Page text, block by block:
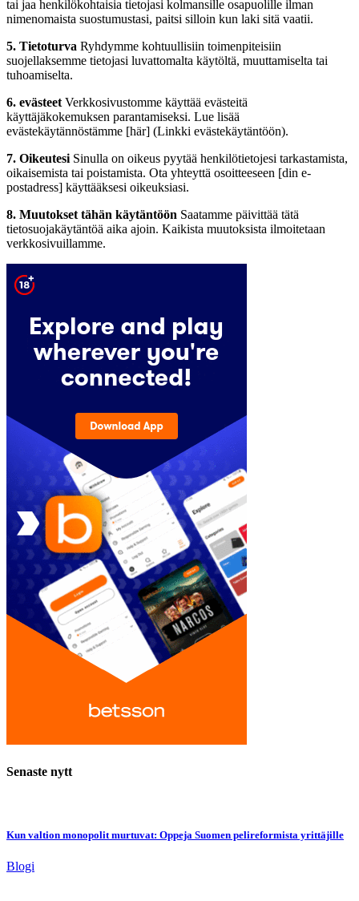
tai jaa henkilökohtaisia tietojasi kolmansille osapuolille ilman
nimenomaista suostumustasi, paitsi silloin kun laki sitä vaatii.
5. Tietoturva Ryhdymme kohtuullisiin toimenpiteisiin
suojellaksemme tietojasi luvattomalta käytöltä, muuttamiselta tai
tuhoamiselta.
6. evästeet Verkkosivustomme käyttää evästeitä
käyttäjäkokemuksen parantamiseksi. Lue lisää
evästekäytännöstämme [här] (Linkki evästekäytäntöön).
7. Oikeutesi Sinulla on oikeus pyytää henkilötietojesi tarkastamista,
oikaisemista tai poistamista. Ota yhteyttä osoitteeseen [din e-
postadress] käyttääksesi oikeuksiasi.
8. Muutokset tähän käytäntöön Saatamme päivittää tätä
tietosuojakäytäntöä aika ajoin. Kaikista muutoksista ilmoitetaan
verkkosivuillamme.
Senaste nytt
Kun valtion monopolit murtuvat: Oppeja Suomen pelireformista yrittäjille
Blogi